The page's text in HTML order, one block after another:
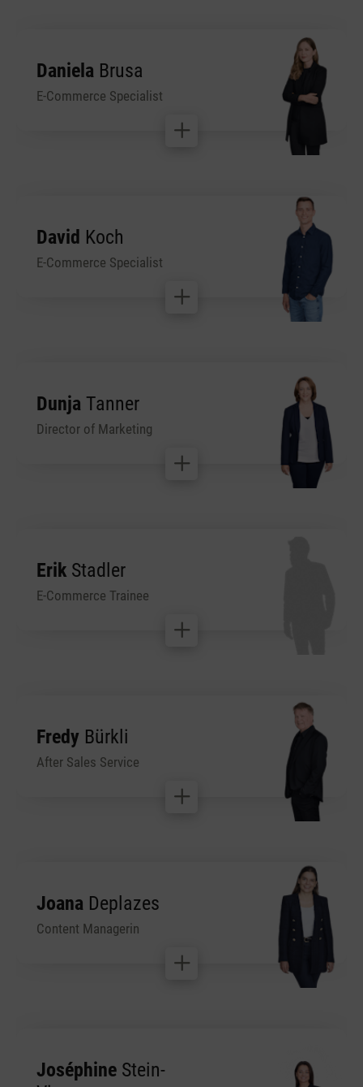
Daniela Brusa
E-Commerce Specialist
David Koch
E-Commerce Specialist
Dunja Tanner
Director of Marketing
Erik Stadler
E-Commerce Trainee
Fredy Bürkli
After Sales Service
Joana Deplazes
Content Managerin
Joséphine Stein-